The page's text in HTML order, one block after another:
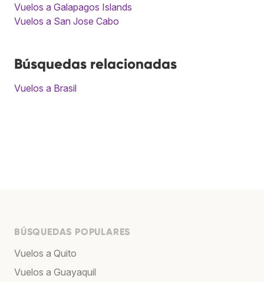
Vuelos a Galapagos Islands
Vuelos a San Jose Cabo
Búsquedas relacionadas
Vuelos a Brasil
BÚSQUEDAS POPULARES
Vuelos a Quito
Vuelos a Guayaquil